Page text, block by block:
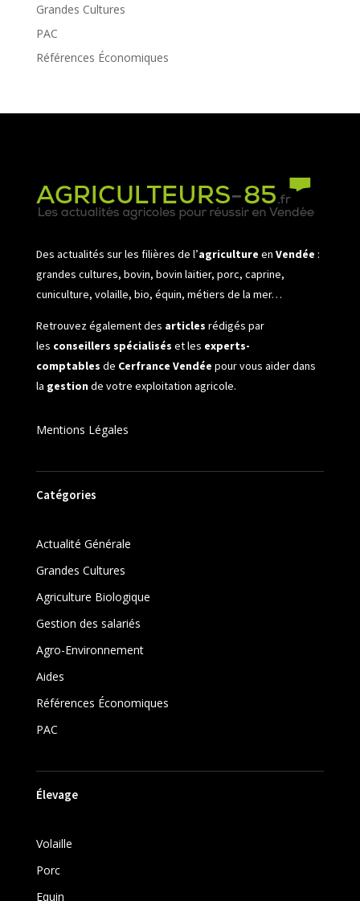
Grandes Cultures
PAC
Références Économiques
Des actualités sur les filières de l’agriculture en Vendée :
grandes cultures, bovin, bovin laitier, porc, caprine,
cuniculture, volaille, bio, équin, métiers de la mer…
Retrouvez également des articles rédigés par
les conseillers spécialisés et les experts-
comptables de Cerfrance Vendée pour vous aider dans
la gestionde votre exploitation agricole.
Mentions Légales
Catégories
Actualité Générale
Grandes Cultures
Agriculture Biologique
Gestion des salariés
Agro-Environnement
Aides
Références Économiques
PAC
Élevage
Volaille
Porc
Equin